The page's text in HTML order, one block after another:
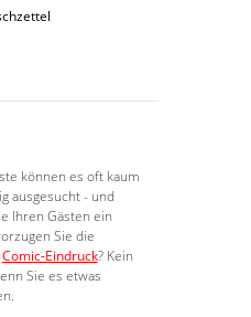
können es oft kaum
ausgesucht - und
Ihren Gästen ein
Sie die
Comic-Eindruck? Kein
Sie es etwas